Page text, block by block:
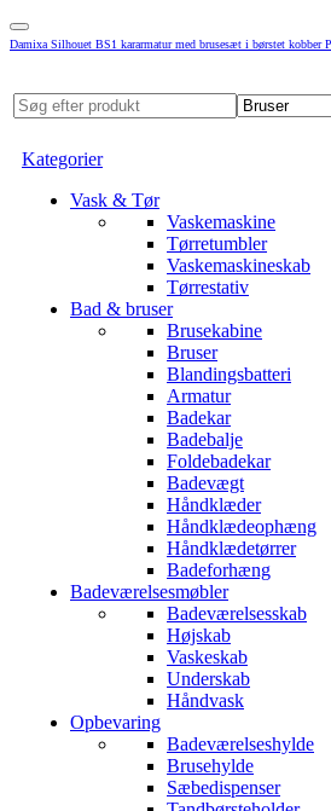
Damixa Silhouet BS1 kararmatur med brusesæt i børstet kobber
Kategorier
Vask & Tør
Vaskemaskine
Tørretumbler
Vaskemaskineskab
Tørrestativ
Bad & bruser
Brusekabine
Bruser
Blandingsbatteri
Armatur
Badekar
Badebalje
Foldebadekar
Badevægt
Håndklæder
Håndklædeophæng
Håndklædetørrer
Badeforhæng
Badeværelsesmøbler
Badeværelsesskab
Højskab
Vaskeskab
Underskab
Håndvask
Opbevaring
Badeværelseshylde
Brusehylde
Sæbedispenser